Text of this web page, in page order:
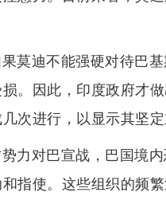
莫迪不能强硬对待巴
。因此，印度政府才
次进行，以显示其坚定
力对巴宣战，巴国境
指使。这些组织的频